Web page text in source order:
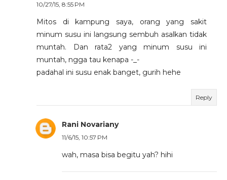
10/27/15, 8:55 PM
Mitos di kampung saya, orang yang sakit
minum susu ini langsung sembuh asalkan tidak
muntah. Dan rata2 yang minum susu ini
muntah, ngga tau kenapa -_-
padahal ini susu enak banget, gurih hehe
Reply
Rani Novariany
11/6/15, 10:57 PM
wah, masa bisa begitu yah? hihi